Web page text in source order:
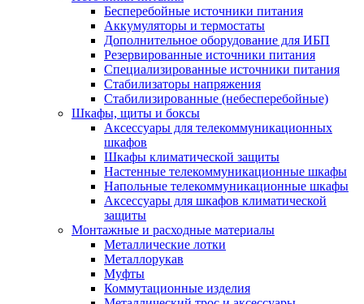
Бесперебойные источники питания
Аккумуляторы и термостаты
Дополнительное оборудование для ИБП
Резервированные источники питания
Специализированные источники питания
Стабилизаторы напряжения
Стабилизированные (небесперебойные)
Шкафы, щиты и боксы
Аксессуары для телекоммуникационных
шкафов
Шкафы климатической защиты
Настенные телекоммуникационные шкафы
Напольные телекоммуникационные шкафы
Аксессуары для шкафов климатической
защиты
Монтажные и расходные материалы
Металлические лотки
Металлорукав
Муфты
Коммутационные изделия